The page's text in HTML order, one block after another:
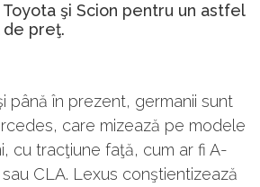
şi Scion pentru un astfel
de preţ.
până în prezent, germanii sunt
care mizează pe modele
cu tracţiune faţă, cum ar fi A-
CLA. Lexus conştientizează